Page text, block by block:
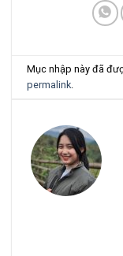
Mục nhập này đã
permalink